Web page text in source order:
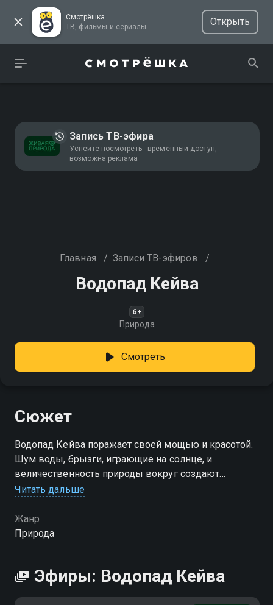
Смотрёшка
ТВ, фильмы и сериалы
Открыть
Запись ТВ-эфира
Успейте посмотреть - временный доступ,
возможна реклама
Главная / Записи ТВ-эфиров /
Водопад Кейва
6+
Природа
Смотреть
Сюжет
Водопад Кейва поражает своей мощью и красотой.
Шум воды, брызги, играющие на солнце, и
величественность природы вокруг создают
атмосферу абсолютного спокойствия и гармонии
Читать дальше
Жанр
Природа
Эфиры: Водопад Кейва